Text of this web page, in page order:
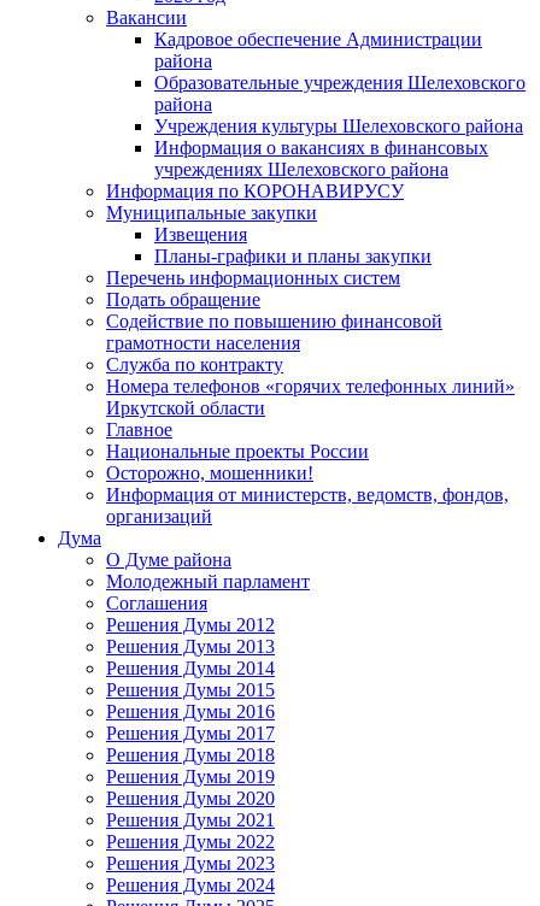
Вакансии
Кадровое обеспечение Администрации
района
Образовательные учреждения Шелеховского
района
Учреждения культуры Шелеховского района
Информация о вакансиях в финансовых
учреждениях Шелеховского района
Информация по КОРОНАВИРУСУ
Муниципальные закупки
Извещения
Планы-графики и планы закупки
Перечень информационных систем
Подать обращение
Содействие по повышению финансовой
грамотности населения
Служба по контракту
Номера телефонов «горячих телефонных линий»
Иркутской области
Главное
Национальные проекты России
Осторожно, мошенники!
Информация от министерств, ведомств, фондов,
организаций
Дума
О Думе района
Молодежный парламент
Соглашения
Решения Думы 2012
Решения Думы 2013
Решения Думы 2014
Решения Думы 2015
Решения Думы 2016
Решения Думы 2017
Решения Думы 2018
Решения Думы 2019
Решения Думы 2020
Решения Думы 2021
Решения Думы 2022
Решения Думы 2023
Решения Думы 2024